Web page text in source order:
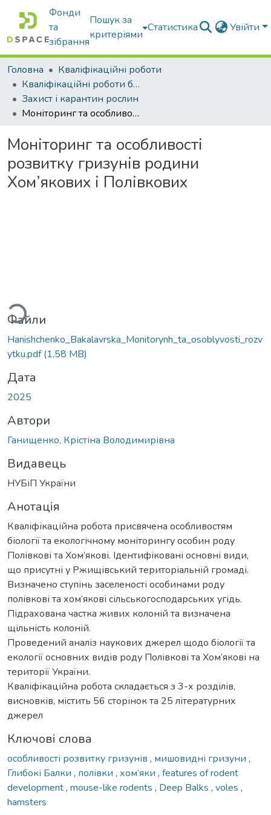
Фонди
та
зібрання
Пошук за
критеріями
Статистика Увійти
Головна
Кваліфікаційні роботи
Кваліфікаційні роботи бакалаврів
Захист і карантин рослин
Моніторинг та особливості розвитку гризунів родини Хом’якових і Полівкових
Моніторинг та особливості
розвитку гризунів родини
Хом’якових і Полівкових
Файли
Hanishchenko_Bakalavrska_Monitorynh_ta_osoblyvosti_rozv
ytku.pdf(1,58 MB)
Дата
2025
Автори
Ганищенко, Крістіна Володимирівна
Видавець
НУБіП України
Анотація
Кваліфікаційна робота присвячена особливостям
біології та екологічному моніторингу особин роду
Полівкові та Хом’якові. Ідентифіковані основні види,
що присутні у Ржищівський територіальній громаді.
Визначено ступінь заселеності особинами роду
полівкові та хом’якові сільськогосподарських угідь.
Підрахована частка живих колоній та визначена
щільність колоній.
Проведений аналіз наукових джерел щодо біології та
екології основних видів роду Полівкові та Хом’якові на
території України.
Кваліфікаційна робота складається з 3-х розділів,
висновків, містить 56 сторінок та 25 літературних
джерел
Ключові слова
особливості розвитку гризунів , мишовидні гризуни ,
Глибокі Балки , полівки , хом’яки , features of rodent
development, mouse-like rodents , Deep Balks , voles ,
hamsters